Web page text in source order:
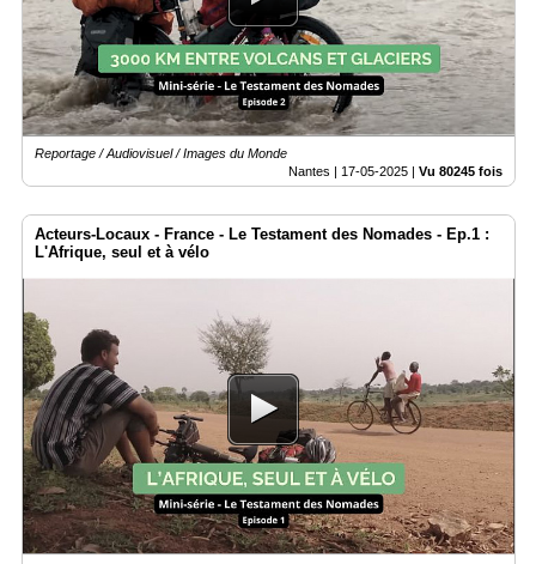
Reportage / Audiovisuel / Images du Monde
Nantes | 17-05-2025 | Vu 80245 fois
Acteurs-Locaux - France - Le Testament des Nomades - Ep.1 :
L'Afrique, seul et à vélo